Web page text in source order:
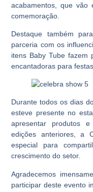
acabamentos, que vão
comemoração.
Destaque também
parceria com os
itens Baby Tube fazem
encantadoras para
Durante todos os dias
esteve presente no
apresentar produtos
edições anteriores, a
especial para
crescimento do setor.
Agradecemos
participar deste evento